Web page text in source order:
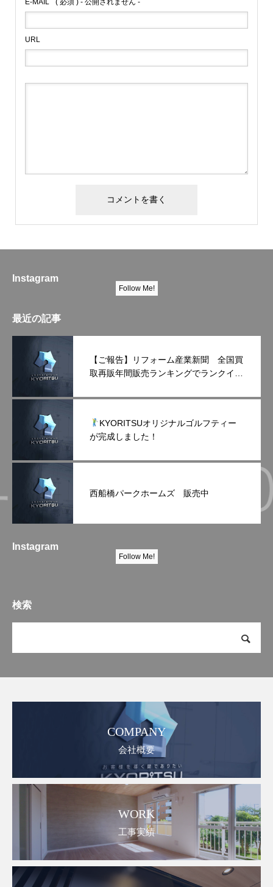
E-MAIL ( 必須 ) - 公開されません -
URL
Instagram
Follow Me!
最近の記事
【ご報告】リフォーム産業新聞 全国買
取再販年間販売ランキングでランクイン
KYORITSUオリジナルゴルフティー
が完成しました！
西船橋パークホームズ 販売中
Instagram
Follow Me!
検索
COMPANY
会社概要
WORK
工事実績